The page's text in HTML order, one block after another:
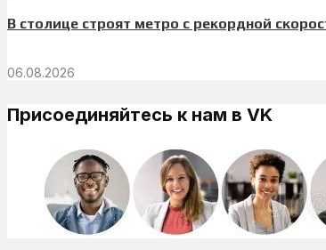
В столице строят метро с рекордной
06.08.2026
Присоединяйтесь к нам в VK